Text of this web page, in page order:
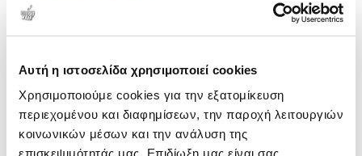
Αυτή η ιστοσελίδα χρησιμοποιεί cookies
Χρησιμοποιούμε cookies για την εξατομίκευση
περιεχομένου και διαφημίσεων, την παροχή λειτουργιών
κοινωνικών μέσων και την ανάλυση της
επισκεψιμότητάς μας. Επιδίωξη μας είναι σας
Φυσική Γ΄ λυκείου
100+1 Δ΄ θέματα
ΙΩΑΚΕΙΜΙΔΟΥ ΣΟΥΖΑΝΑ
Κωδ. Πολιτείας:7320-0070